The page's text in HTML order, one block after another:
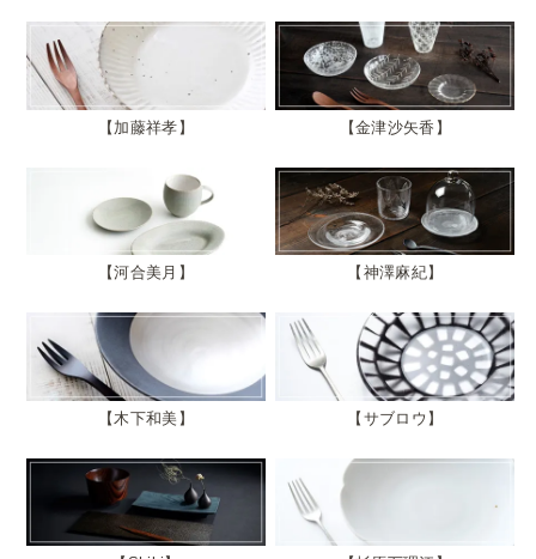
加藤祥孝 金津沙矢香
河合美月 神澤麻紀
木下和美 サブロウ